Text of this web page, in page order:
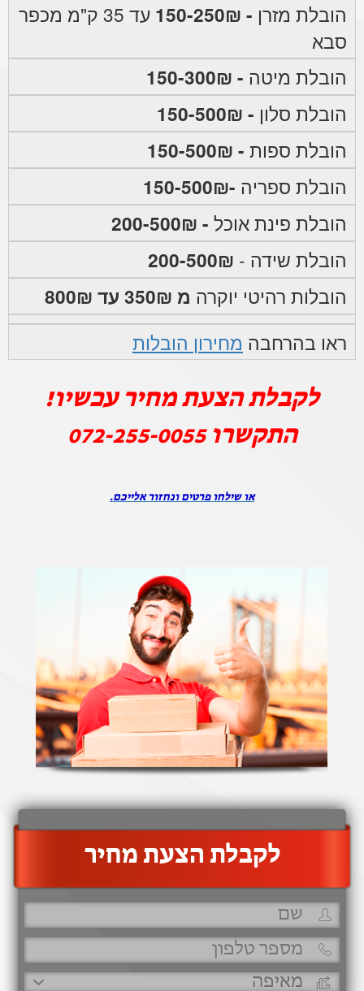
הובלת מזרן - 150-250₪
עד 35 ק"מ מכפר
סבא
הובלת מיטה - 150-300₪
הובלת סלון - 150-500₪
הובלת ספות - 150-500₪
הובלת ספריה -150-500₪
הובלת פינת אוכל - 200-500₪
הובלת שידה - 200-500₪
הובלות רהיטי יוקרה מ 350₪ עד 800₪
ראו בהרחבה מחירון הובלות
לקבלת הצעת מחיר עכשיו!
התקשרו072-255-0055
או שילחו פרטים ונחזור אלייכם.
‫לקבלת הצעת מחיר